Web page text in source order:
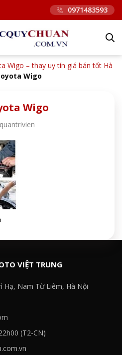
0971483593
Wigo – thay uy tín giá bán tốt Hà
Wigo
Wigo
quantrivien
VIỆT TRUNG
Hạ, Nam Từ Liêm, Hà Nội
(T2-CN)